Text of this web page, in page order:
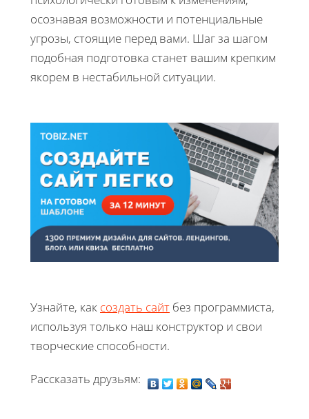
осознавая возможности и потенциальные
угрозы, стоящие перед вами. Шаг за шагом
подобная подготовка станет вашим крепким
якорем в нестабильной ситуации.
Узнайте, как создать сайт без программиста,
используя только наш конструктор и свои
творческие способности.
Рассказать друзьям: